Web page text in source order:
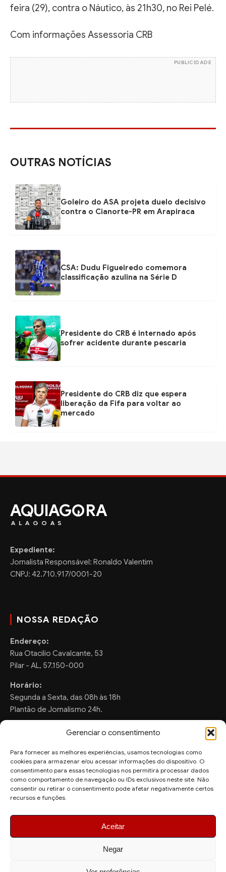
Gerenciar o consentimento
Para fornecer as melhores experiências, usamos tecnologias como
cookies para armazenar e/ou acessar informações do dispositivo. O
consentimento para essas tecnologias nos permitirá processar dados
como comportamento de navegação ou IDs exclusivos neste site. Não
consentir ou retirar o consentimento pode afetar negativamente certos
recursos e funções.
Aceitar
Negar
feira (29), contra o Náutico, às 21h30, no Rei Pelé.
Com informações Assessoria CRB
PUBLICIDADE
OUTRAS NOTÍCIAS
Goleiro do ASA projeta duelo decisivo
contra o Cianorte-PR em Arapiraca
CSA: Dudu Figueiredo comemora
classificação azulina na Série D
Presidente do CRB é internado após
sofrer acidente durante pescaria
Presidente do CRB diz que espera
liberação da Fifa para voltar ao
mercado
AQUIAG RA
ALAGOAS
Expediente:
Jornalista Responsável: Ronaldo Valentim
CNPJ: 42.710.917/0001-20
NOSSA REDAÇÃO
Endereço:
Rua Otacilio Cavalcante, 53
Pilar - AL, 57.150-000
Horário:
Segunda a Sexta, das 08h às 18h
Plantão de Jornalismo 24h.
FALE CONOSCO
Sugestões de Pauta:
ronaldo.valentim150@gmail.com